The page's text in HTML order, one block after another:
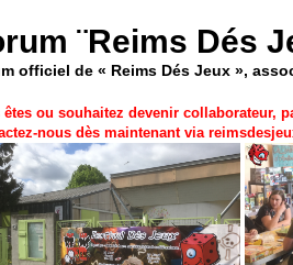
¨Reims Dés
officiel de « Reims Dés Jeux »,
êtes ou souhaitez devenir collaborateur,
nous dès maintenant via